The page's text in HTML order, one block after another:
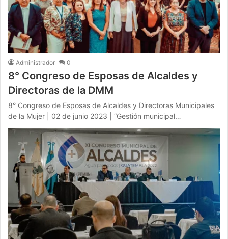
Administrador 0
8° Congreso de Esposas de Alcaldes y
Directoras de la DMM
8° Congreso de Esposas de Alcaldes y Directoras Municipales
de la Mujer | 02 de junio 2023 | “Gestión municipal…